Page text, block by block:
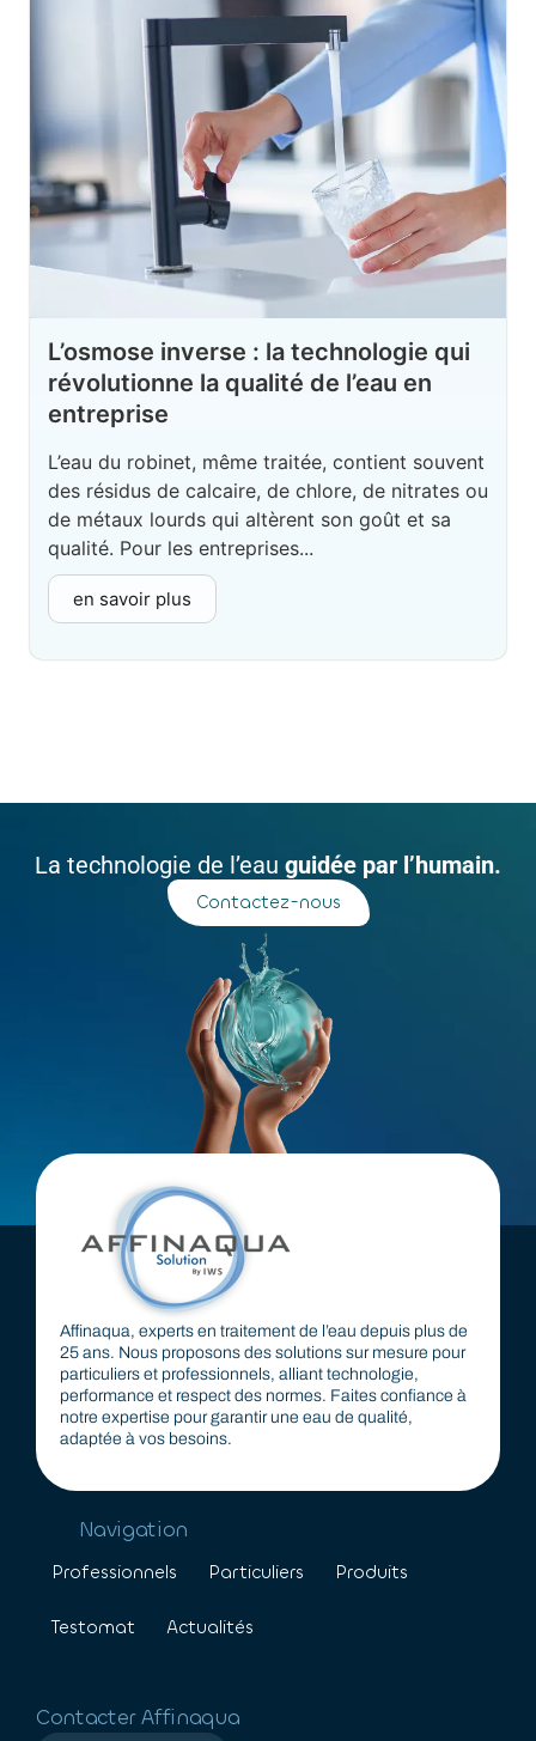
L’osmose inverse : la technologie qui
révolutionne la qualité de l’eau en
entreprise
L’eau du robinet, même traitée, contient souvent
des résidus de calcaire, de chlore, de nitrates ou
de métaux lourds qui altèrent son goût et sa
qualité. Pour les entreprises...
en savoir plus
La technologie de l’eau guidée par l’humain.
Contactez-nous
Affinaqua, experts en traitement de l’eau depuis plus de
25 ans. Nous proposons des solutions sur mesure pour
particuliers et professionnels, alliant technologie,
performance et respect des normes. Faites confiance à
notre expertise pour garantir une eau de qualité,
adaptée à vos besoins.
Navigation
Professionnels Particuliers Produits
Testomat Actualités
Contacter Affinaqua